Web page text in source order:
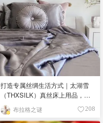
打造专属丝绸生活方式｜太湖雪
（THXSILK）真丝床上用品，懂
丝绸，更懂生活～
布拉格之谜 208